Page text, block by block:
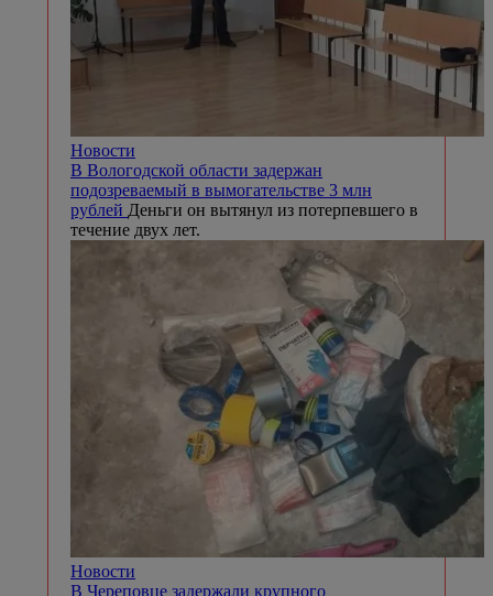
Новости
В Вологодской области задержан
подозреваемый в вымогательстве 3 млн
рублей Деньги он вытянул из потерпевшего в
течение двух лет.
Новости
В Череповце задержали крупного